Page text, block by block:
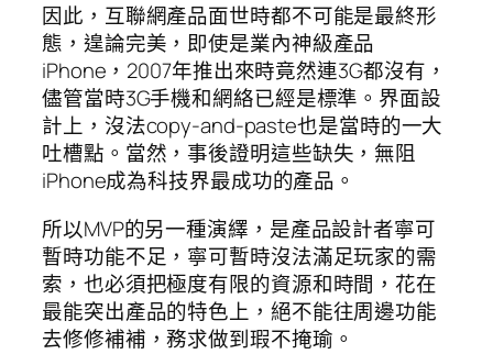
因此，互聯網產品面世時都不可能是最終形
態，遑論完美，即使是業內神級產品
iPhone，2007年推出來時竟然連3G都沒有，
儘管當時3G手機和網絡已經是標準。界面設
計上，沒法copy-and-paste也是當時的一大
吐槽點。當然，事後證明這些缺失，無阻
iPhone成為科技界最成功的產品。
所以MVP的另一種演繹，是產品設計者寧可
暫時功能不足，寧可暫時沒法滿足玩家的需
索，也必須把極度有限的資源和時間，花在
最能突出產品的特色上，絕不能往周邊功能
去修修補補，務求做到瑕不掩瑜。